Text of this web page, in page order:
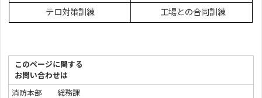
テロ対策訓練 工場との合同訓練
このページに関する
お問い合わせは
消防本部 総務課